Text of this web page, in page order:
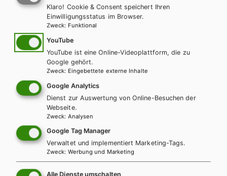
Verfügung:
Beispiele zu C# und VB.NET:
Beispiele.zipZIP | 4.45 MB
Beispiele nur zu C#:
Beispiele CS.zipZIP | 1.81 MB
(1,8 MB)
Beispiele nur zu VB.NET:
Klaro! Cookie & Consent speichert Ihren
Einwilligungsstatus im Browser.
Zweck: Funktional
YouTube
YouTube ist eine Online-Videoplattform, die zu
Google gehört.
Zweck: Eingebettete externe Inhalte
Google Analytics
Dienst zur Auswertung von Online-Besuchen der
Webseite.
Zweck: Analysen
Google Tag Manager
Verwaltet und implementiert Marketing-Tags.
Zweck: Werbung und Marketing
Alle Dienste umschalten